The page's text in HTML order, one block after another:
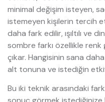
minimal değişim isteyen,
istemeyen kişilerin tercih
daha fark edilir, ışıltılı ve
sombre farkı özellikle
çıkar. Hangisinin sana
alt tonuna ve istediğin
Bu iki teknik arasındaki